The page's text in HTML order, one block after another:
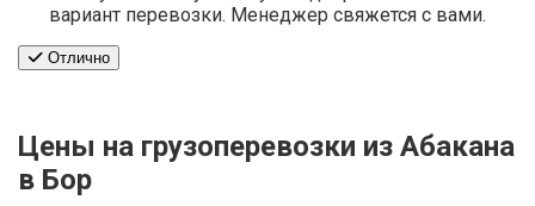
вариант перевозки. Менеджер свяжется с вами.
Отлично
Цены на грузоперевозки из Абакана
в Бор